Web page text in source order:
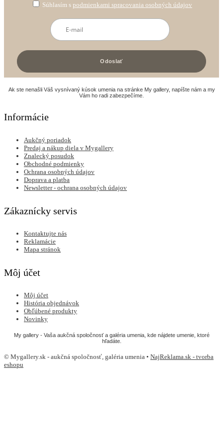
Súhlasím s podmienkami spracovania osobných údajov
Ak ste nenašli Váš vysnívaný kúsok umenia na stránke My gallery, napíšte nám a my
Vám ho radi zabezpečíme.
Informácie
Aukčný poriadok
Predaj a nákup diela v Mygallery
Znalecký posudok
Obchodné podmienky
Ochrana osobných údajov
Doprava a platba
Newsletter - ochrana osobných údajov
Zákaznícky servis
Kontaktujte nás
Reklamácie
Mapa stránok
Môj účet
Môj účet
História objednávok
Obľúbené produkty
Novinky
My gallery - Vaša aukčná spoločnosť a galéria umenia, kde nájdete umenie, ktoré
hľadáte.
© Mygallery.sk - aukčná spoločnosť, galéria umenia • NajReklama.sk - tvorba
eshopu